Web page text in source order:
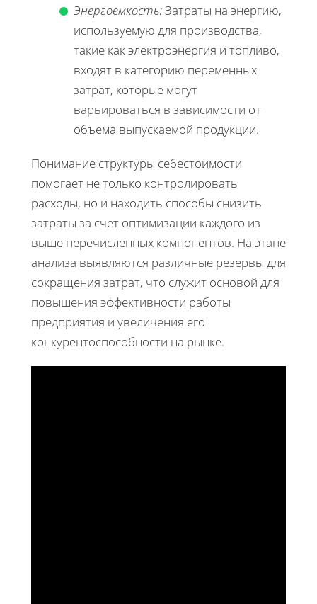
Энергоемкость:Затраты на энергию,
используемую для производства,
такие как электроэнергия и топливо,
входят в категорию переменных
затрат, которые могут
варьироваться в зависимости от
объема выпускаемой продукции.
Понимание структуры себестоимости
помогает не только контролировать
расходы, но и находить способы снизить
затраты за счет оптимизации каждого из
выше перечисленных компонентов. На этапе
анализа выявляются различные резервы для
сокращения затрат, что служит основой для
повышения эффективности работы
предприятия и увеличения его
конкурентоспособности на рынке.